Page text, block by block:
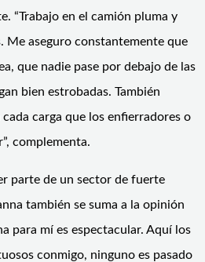
“Trabajo en el camión pluma y
Me aseguro constantemente que
que nadie pase por debajo de las
bien estrobadas. También
carga que los enfierradores o
complementa.
parte de un sector de fuerte
también se suma a la opinión
para mí es espectacular. Aquí los
conmigo, ninguno es pasado